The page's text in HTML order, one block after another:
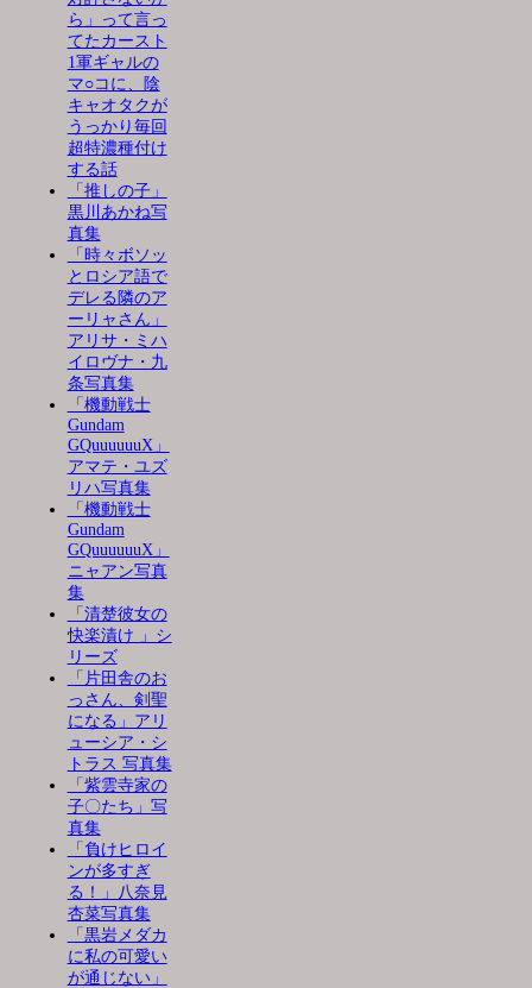
ら」って言っ
てたカースト
1軍ギャルの
マ○コに、陰
キャオタクが
うっかり毎回
超特濃種付け
する話
「推しの子」
黒川あかね写
真集
「時々ボソッ
とロシア語で
デレる隣のア
ーリャさん」
アリサ・ミハ
イロヴナ・九
条写真集
「機動戦士
Gundam
GQuuuuuuX」
アマテ・ユズ
リハ写真集
「機動戦士
Gundam
GQuuuuuuX」
ニャアン写真
集
「清楚彼女の
快楽漬け 」シ
リーズ
「片田舎のお
っさん、剣聖
になる」アリ
ューシア・シ
トラス 写真集
「紫雲寺家の
子〇たち」写
真集
「負けヒロイ
ンが多すぎ
る！」八奈見
杏菜写真集
「黒岩メダカ
に私の可愛い
が通じない」